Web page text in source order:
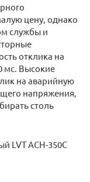
цену, однако
службы и
отклика на
мс. Высокие
на аварийную
напряжения,
столь
LVT АСН-350С